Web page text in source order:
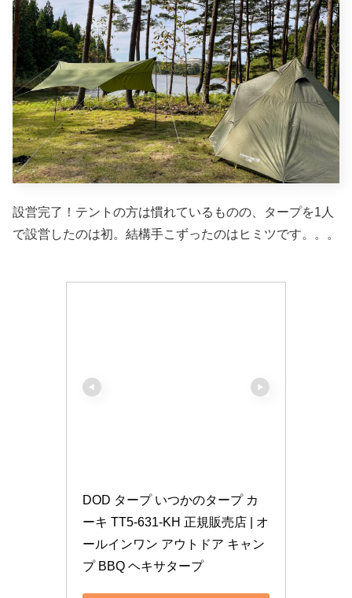
設営完了！テントの方は慣れているものの、タープを1人
で設営したのは初。結構手こずったのはヒミツです。。。
DOD タープ いつかのタープ カ
ーキ TT5-631-KH 正規販売店 | オ
ールインワン アウトドア キャン
プ BBQ ヘキサタープ